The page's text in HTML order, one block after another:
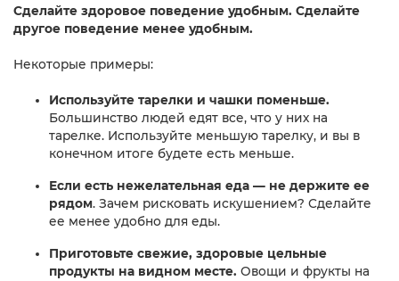
Сделайте здоровое поведение удобным. Сделайте
другое поведение менее удобным.
Некоторые примеры:
Используйте тарелки и чашки поменьше.
Большинство людей едят все, что у них на
тарелке. Используйте меньшую тарелку, и вы в
конечном итоге будете есть меньше.
Если есть нежелательная еда — не держите ее
рядом. Зачем рисковать искушением? Сделайте
ее менее удобно для еды.
Приготовьте свежие, здоровые цельные
продукты на видном месте. Овощи и фрукты на